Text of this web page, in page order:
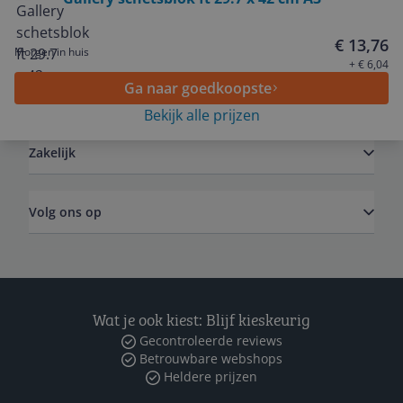
Morgen in huis € 13,76
+ € 6,04
Ga naar goedkoopste
Bekijk alle prijzen
Service
Zakelijk
Volg ons op
Wat je ook kiest: Blijf kieskeurig
Gecontroleerde reviews
Betrouwbare webshops
Heldere prijzen